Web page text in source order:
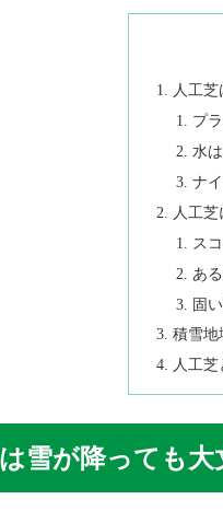
人工
プ
水
ナ
人工
ス
あ
固
積雪地
人工
雪が降っても